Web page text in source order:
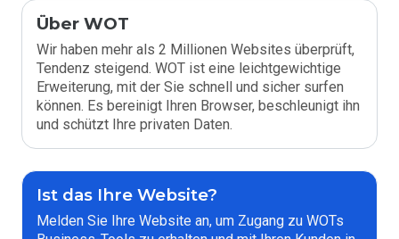
Über WOT
Wir haben mehr als 2 Millionen Websites überprüft,
Tendenz steigend. WOT ist eine leichtgewichtige
Erweiterung, mit der Sie schnell und sicher surfen
können. Es bereinigt Ihren Browser, beschleunigt ihn
und schützt Ihre privaten Daten.
Ist das Ihre Website?
Melden Sie Ihre Website an, um Zugang zu WOTs